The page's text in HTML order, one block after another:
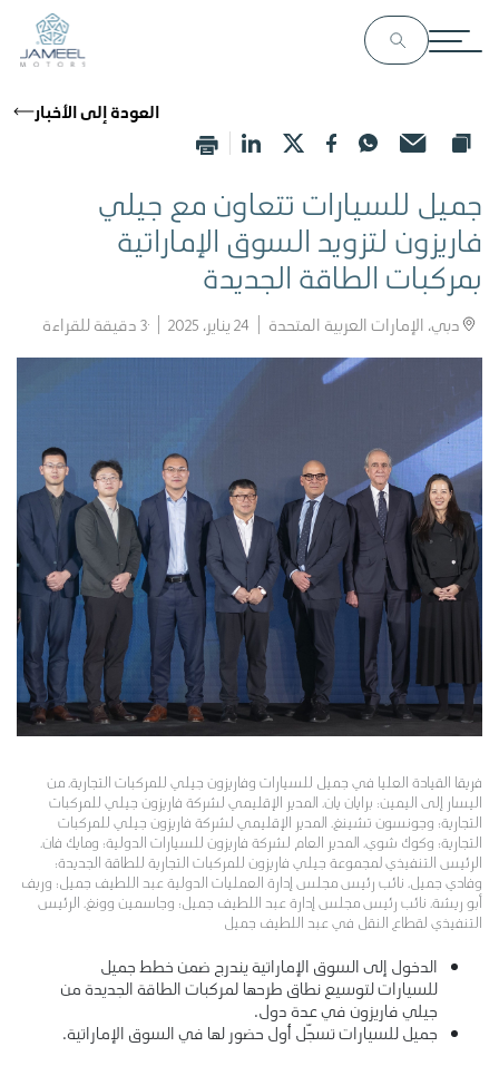
العودة إلى الأخبار
جميل للسيارات تتعاون مع جيلي
فاريزون لتزويد السوق الإماراتية
بمركبات الطاقة الجديدة
دبي، الإمارات العربية المتحدة 24 يناير، 2025 3دقيقة للقراءة
فريقا القيادة العليا في جميل للسيارات وفاريزون جيلي للمركبات التجارية، من
اليسار إلى اليمين: برايان يان، المدير الإقليمي لشركة فاريزون جيلي للمركبات
التجارية؛ وجونسون تشينغ، المدير الإقليمي لشركة فاريزون جيلي للمركبات
التجارية؛ وكوك شوي، المدير العام لشركة فاريزون للسيارات الدولية؛ ومايك فان،
الرئيس التنفيذي لمجموعة جيلي فاريزون للمركبات التجارية للطاقة الجديدة؛
وفادي جميل، نائب رئيس مجلس إدارة العمليات الدولية عبد اللطيف جميل؛ وريف
أبو ريشة، نائب رئيس مجلس إدارة عبد اللطيف جميل؛ وجاسمين وونغ، الرئيس
التنفيذي لقطاع النقل في عبد اللطيف جميل
الدخول إلى السوق الإماراتية يندرج ضمن خطط جميل
للسيارات لتوسيع نطاق طرحها لمركبات الطاقة الجديدة من
جيلي فاريزون في عدة دول.
جميل للسيارات تسجّل أول حضور لها في السوق الإماراتية.